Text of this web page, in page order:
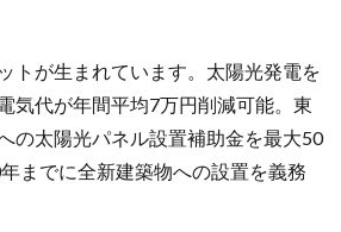
トが生まれています。太陽光発電を
気代が年間平均7万円削減可能。東
の太陽光パネル設置補助金を最大50
までに全新建築物への設置を義務